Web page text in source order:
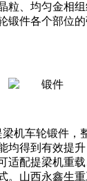
粒、均匀金相
锻件各个部位
机车轮锻件，
均得到有效提
适配提梁机重
。山西永鑫生